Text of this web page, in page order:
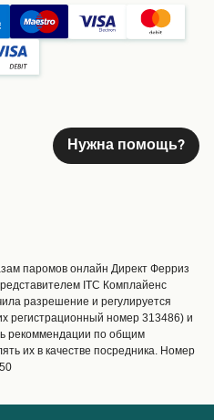
Нужна помощь?
Грузоперевозки
паромов онлайн Директ Ферриз
ITC Комплайенс
разрешение и регулируется
регистрационный номер 313486) и
рекоммендации по общим
их в качестве посредника. Номер